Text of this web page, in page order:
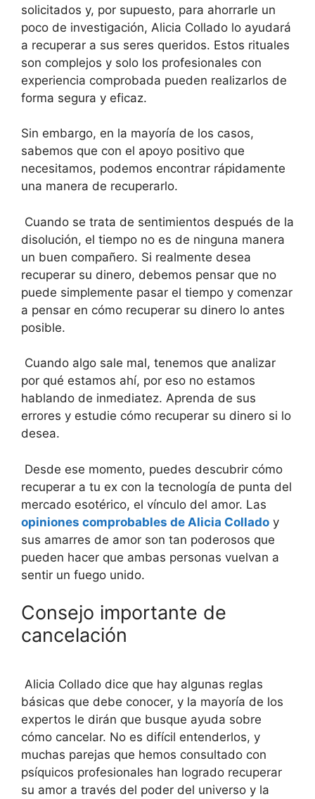
solicitados y, por supuesto, para ahorrarle un
poco de investigación, Alicia Collado lo ayudará
a recuperar a sus seres queridos. Estos rituales
son complejos y solo los profesionales con
experiencia comprobada pueden realizarlos de
forma segura y eficaz.
Sin embargo, en la mayoría de los casos,
sabemos que con el apoyo positivo que
necesitamos, podemos encontrar rápidamente
una manera de recuperarlo.
Cuando se trata de sentimientos después de la
disolución, el tiempo no es de ninguna manera
un buen compañero. Si realmente desea
recuperar su dinero, debemos pensar que no
puede simplemente pasar el tiempo y comenzar
a pensar en cómo recuperar su dinero lo antes
posible.
Cuando algo sale mal, tenemos que analizar
por qué estamos ahí, por eso no estamos
hablando de inmediatez. Aprenda de sus
errores y estudie cómo recuperar su dinero si lo
desea.
Desde ese momento, puedes descubrir cómo
recuperar a tu ex con la tecnología de punta del
mercado esotérico, el vínculo del amor. Las
opiniones comprobables de Alicia Collado y
sus amarres de amor son tan poderosos que
pueden hacer que ambas personas vuelvan a
sentir un fuego unido.
Consejo importante de
cancelación
Alicia Collado dice que hay algunas reglas
básicas que debe conocer, y la mayoría de los
expertos le dirán que busque ayuda sobre
cómo cancelar. No es difícil entenderlos, y
muchas parejas que hemos consultado con
psíquicos profesionales han logrado recuperar
su amor a través del poder del universo y la